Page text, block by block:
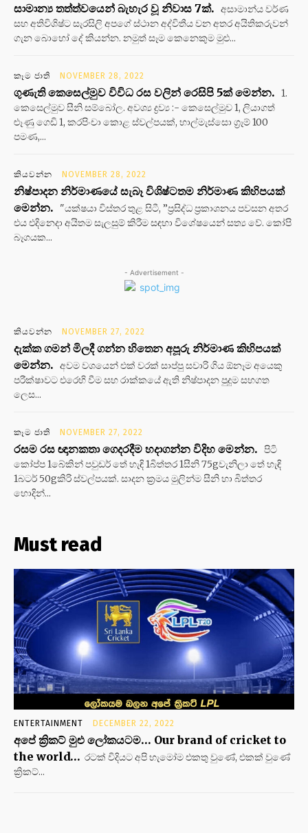
සාමාන්‍ය තත්ත්වයෙන් බැහැර වූ නිවාස 7ක්. අසාමාන්ය වර්ණ
සහ අතිවිශිෂ්ට සැරසිලි අපගේ ස්ථාන අද්විතීය වන අතර අයිතිකරුවන්
ගැන බොහෝ දේ කියන්න. නමුත් සෑම කෙනෙකුම මුළු...
කෑම ජාති NOVEMBER 28, 2022
ගුණැති කෙසෙල්මුව විවිධ රස වලින් රෙසිපි 5ක් මෙන්න. 1.
කෙසෙල්මුව සීනි සම්බෝල. අවශ්‍ය ද්‍රව්‍ය :- කෙසෙල්මුව 1, ලියාගත්
ළූණු ගෙඩි 1, කරපිංචා කොළ ස්වල්පයක්, හාල්මැස්සො ග්‍රෑම් 100
පමණ,...
කියවන්න NOVEMBER 28, 2022
නිෂ්පාදන නිර්මාණයේ සැබෑ විශිෂ්ටතම නිර්මාණ කිහිපයක්
මෙන්න.
"යක්ෂයා විස්තර තුළ සිටී, ”ප්‍රසිද්ධ ප්‍රකාශනය පවසන අතර
එය එදිනෙදා අයිතම සැලසුම් කිරීම සඳහා විශේෂයෙන් සත්‍ය වේ. කෝපි
බෑගයක...
- Advertisement -
කියවන්න NOVEMBER 27, 2022
දැක්ක ගමන් මිලදී ගන්න හිතෙන අපූරු නිර්මාණ කිහිපයක්
මෙන්න. අවම වශයෙන් එක් වරක් සාප්පු සවාරි ගිය ඕනෑම අයෙකු
පරීක්ෂාවට එරෙහි වීම සහ රාක්කයේ ඇති නිෂ්පාදන පුදුම සහගත
ලෙස...
කෑම ජාති NOVEMBER 27, 2022
රසම රස ඥානකතා ගෙදරදීම හදාගන්න විදිහ මෙන්න. පිටි
කෝප්ප 1බේකින් පවුඩර් තේ හැඳි 1බිත්තර 1සීනි 75gවැනිලා තේ හැඳි
1බටර් 50gකිරි ස්වල්පයක්. සාදන ක්‍රමය මුලින්ම සීනි හා බිත්තර
හොදින්...
Must read
ENTERTAINMENT DECEMBER 22, 2022
අපේ ක්‍රිකට් මුළු ලෝකයටම… Our brand of cricket to
the world… රටක් විදියට අපි හැමෝම එකතු වුණේ, එකක් වුණේ
ක්‍රිකට්...